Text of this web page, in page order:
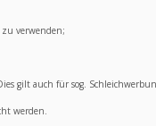
verwenden;
auch für sog.
werden.